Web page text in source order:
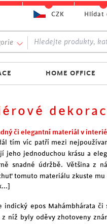
či elegantní materiál v
tím víc patří mezi
jeho jednoduchou krásu a
snadné údržbě. Většina z
tomuto materiálu zkuste mu
indický epos Mahámbhárata
z níž byly oděvy zhotoveny
HOME OFFICE
CZK Hlídat